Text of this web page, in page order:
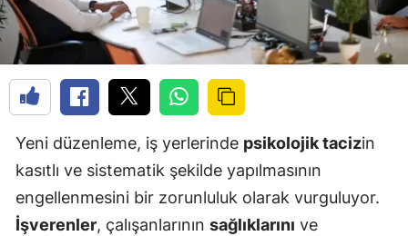
Yeni düzenleme, iş yerlerinde psikolojik tacizin
kasıtlı ve sistematik şekilde yapılmasının
engellenmesini bir zorunluluk olarak vurguluyor.
İşverenler, çalışanlarının sağlıklarını ve